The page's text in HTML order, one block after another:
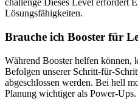
challenge Dieses Level erfordert
Lösungsfähigkeiten.
Brauche ich Booster für
Während Booster helfen können,
Befolgen unserer Schritt-für-
abgeschlossen werden. Bei hell
Planung wichtiger als Power-Ups.